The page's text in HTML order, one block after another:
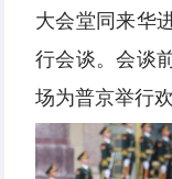
大会堂同来华
行会谈。会谈
场为普京举行